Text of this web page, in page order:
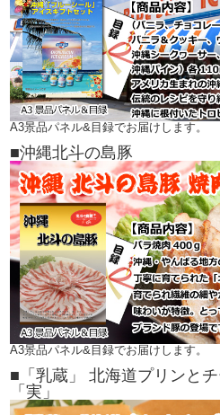
A3景品パネル&目録でお届けします。
■沖縄北斗の島豚
A3景品パネル&目録でお届けします。
■「乳蔵」 北海道プリンと
「実」